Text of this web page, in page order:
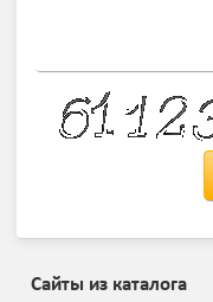
Сайты из каталога